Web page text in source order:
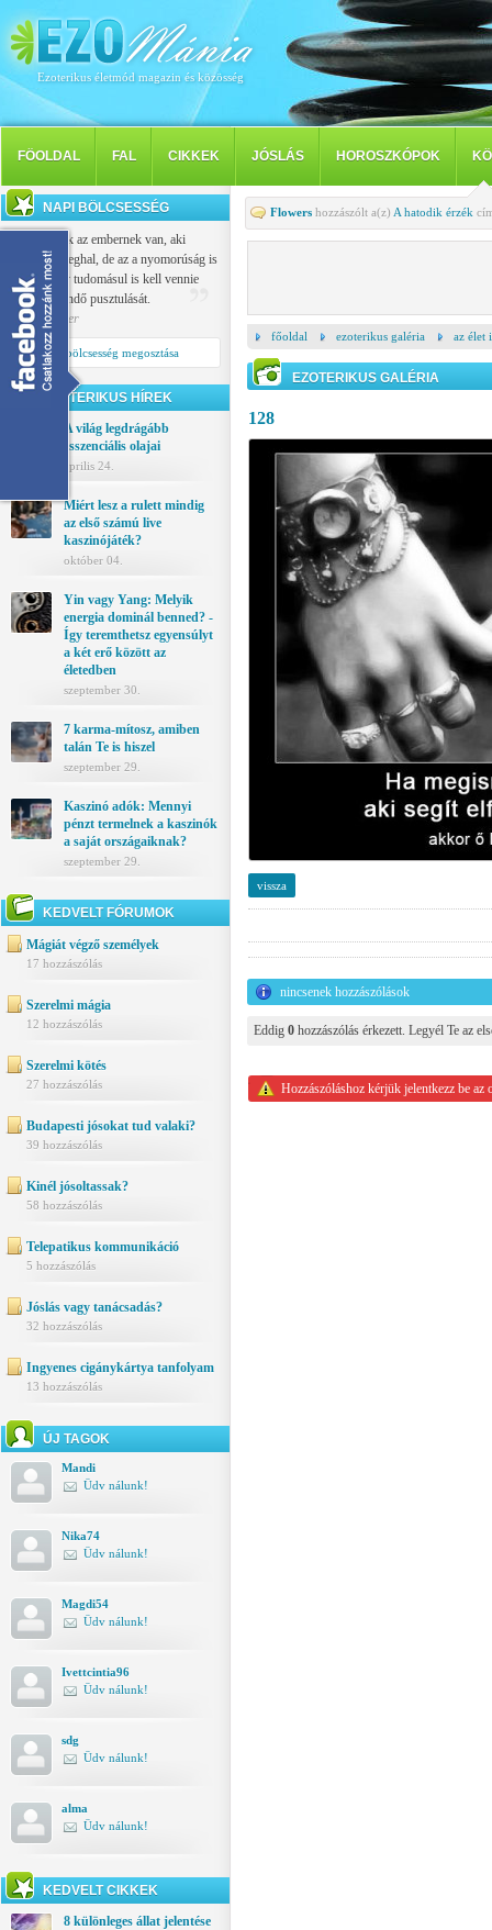
Ezoterikus életmód magazin és közösség
FÖOLDAL FAL CIKKEK JÓSLÁS HOROSZKÓPOK
NAPI BÖLCSESSÉG
Vallása csak az embernek van, aki
nemcsak meghal, de az a nyomorúság is
sújtja, hogy tudomásul is kell vennie
saját eljövendő pusztulását.
Popper Péter
Napi bölcsesség megosztása
EZOTERIKUS HÍREK
A világ legdrágább
esszenciális olajai
április 24.
Miért lesz a rulett mindig
az első számú live
kaszinójáték?
október 04.
Yin vagy Yang: Melyik
energia dominál benned? -
Így teremthetsz egyensúlyt
a két erő között az
életedben
szeptember 30.
7 karma-mítosz, amiben
talán Te is hiszel
szeptember 29.
Kaszinó adók: Mennyi
pénzt termelnek a kaszinók
a saját országaiknak?
szeptember 29.
KEDVELT FÓRUMOK
Mágiát végző személyek
17 hozzászólás
Szerelmi mágia
12 hozzászólás
Szerelmi kötés
27 hozzászólás
Budapesti jósokat tud valaki?
39 hozzászólás
Kinél jósoltassak?
58 hozzászólás
Telepatikus kommunikáció
5 hozzászólás
Jóslás vagy tanácsadás?
32 hozzászólás
Ingyenes cigánykártya tanfolyam
13 hozzászólás
ÚJ TAGOK
Mandi
Üdv nálunk!
Nika74
Üdv nálunk!
Magdi54
Üdv nálunk!
Ivettcintia96
Üdv nálunk!
sdg
Üdv nálunk!
alma
Üdv nálunk!
KEDVELT CIKKEK
8 különleges állat jelentése
Flowers hozzászólt a(z) A hatodik érzék
főoldal ezoterikus galéria az élet
EZOTERIKUS GALÉRIA
128
vissza
nincsenek hozzászólások
Eddig 0 hozzászólás érkezett. Legyél Te az
Hozzászóláshoz kérjük jelentkezz be az